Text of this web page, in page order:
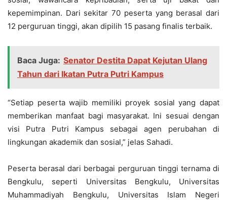
kepemimpinan. Dari sekitar 70 peserta yang berasal dari
12 perguruan tinggi, akan dipilih 15 pasang finalis terbaik.
Baca Juga: Senator Destita Dapat Kejutan Ulang
Tahun dari Ikatan Putra Putri Kampus
“Setiap peserta wajib memiliki proyek sosial yang dapat
memberikan manfaat bagi masyarakat. Ini sesuai dengan
visi Putra Putri Kampus sebagai agen perubahan di
lingkungan akademik dan sosial,” jelas Sahadi.
Peserta berasal dari berbagai perguruan tinggi ternama di
Bengkulu, seperti Universitas Bengkulu, Universitas
Muhammadiyah Bengkulu, Universitas Islam Negeri